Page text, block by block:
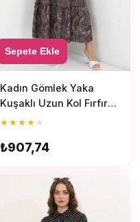
Sepete Ekle
Kadın Gömlek Yaka
Kuşaklı Uzun Kol Fırfır
Etek Ucu Desenli Siyah
★★★★ ★
₺907,74